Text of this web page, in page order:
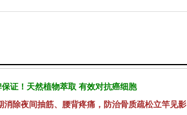
证！天然植物萃取 有效对抗癌细胞
消除夜间抽筋、腰背疼痛，防治骨质疏松立竿见影